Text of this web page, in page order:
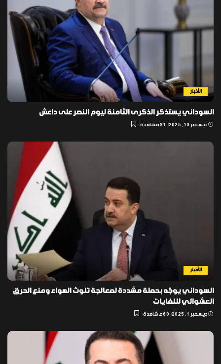
الأخبار
السوداني يستذكر الذكرى الثامنة ليوم النصر على داعش
ديسمبر 10, 2025 81 مشاهدة
الأخبار
السوداني يوجّه بحملة مشددة لمعالجة تلوث الهواء ومنع الحرق
العشوائي للنفايات
ديسمبر 1, 2025 60 مشاهدة